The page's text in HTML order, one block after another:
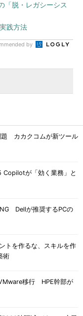
「脱・レガシーシス
践方法
by
題 カカクコムが新ツール
が「効く業務」と
Dellが推奨するPCの
トを作るな、スキルを作
術
移行 HPE幹部が